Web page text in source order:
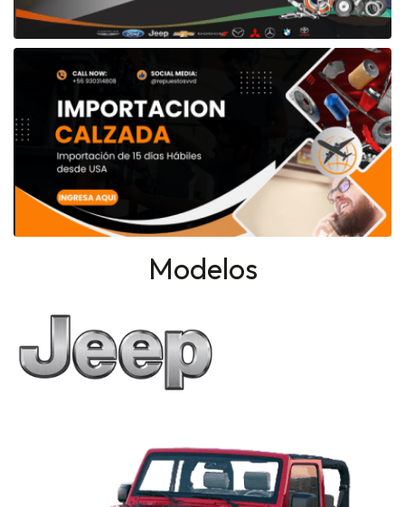
Modelos